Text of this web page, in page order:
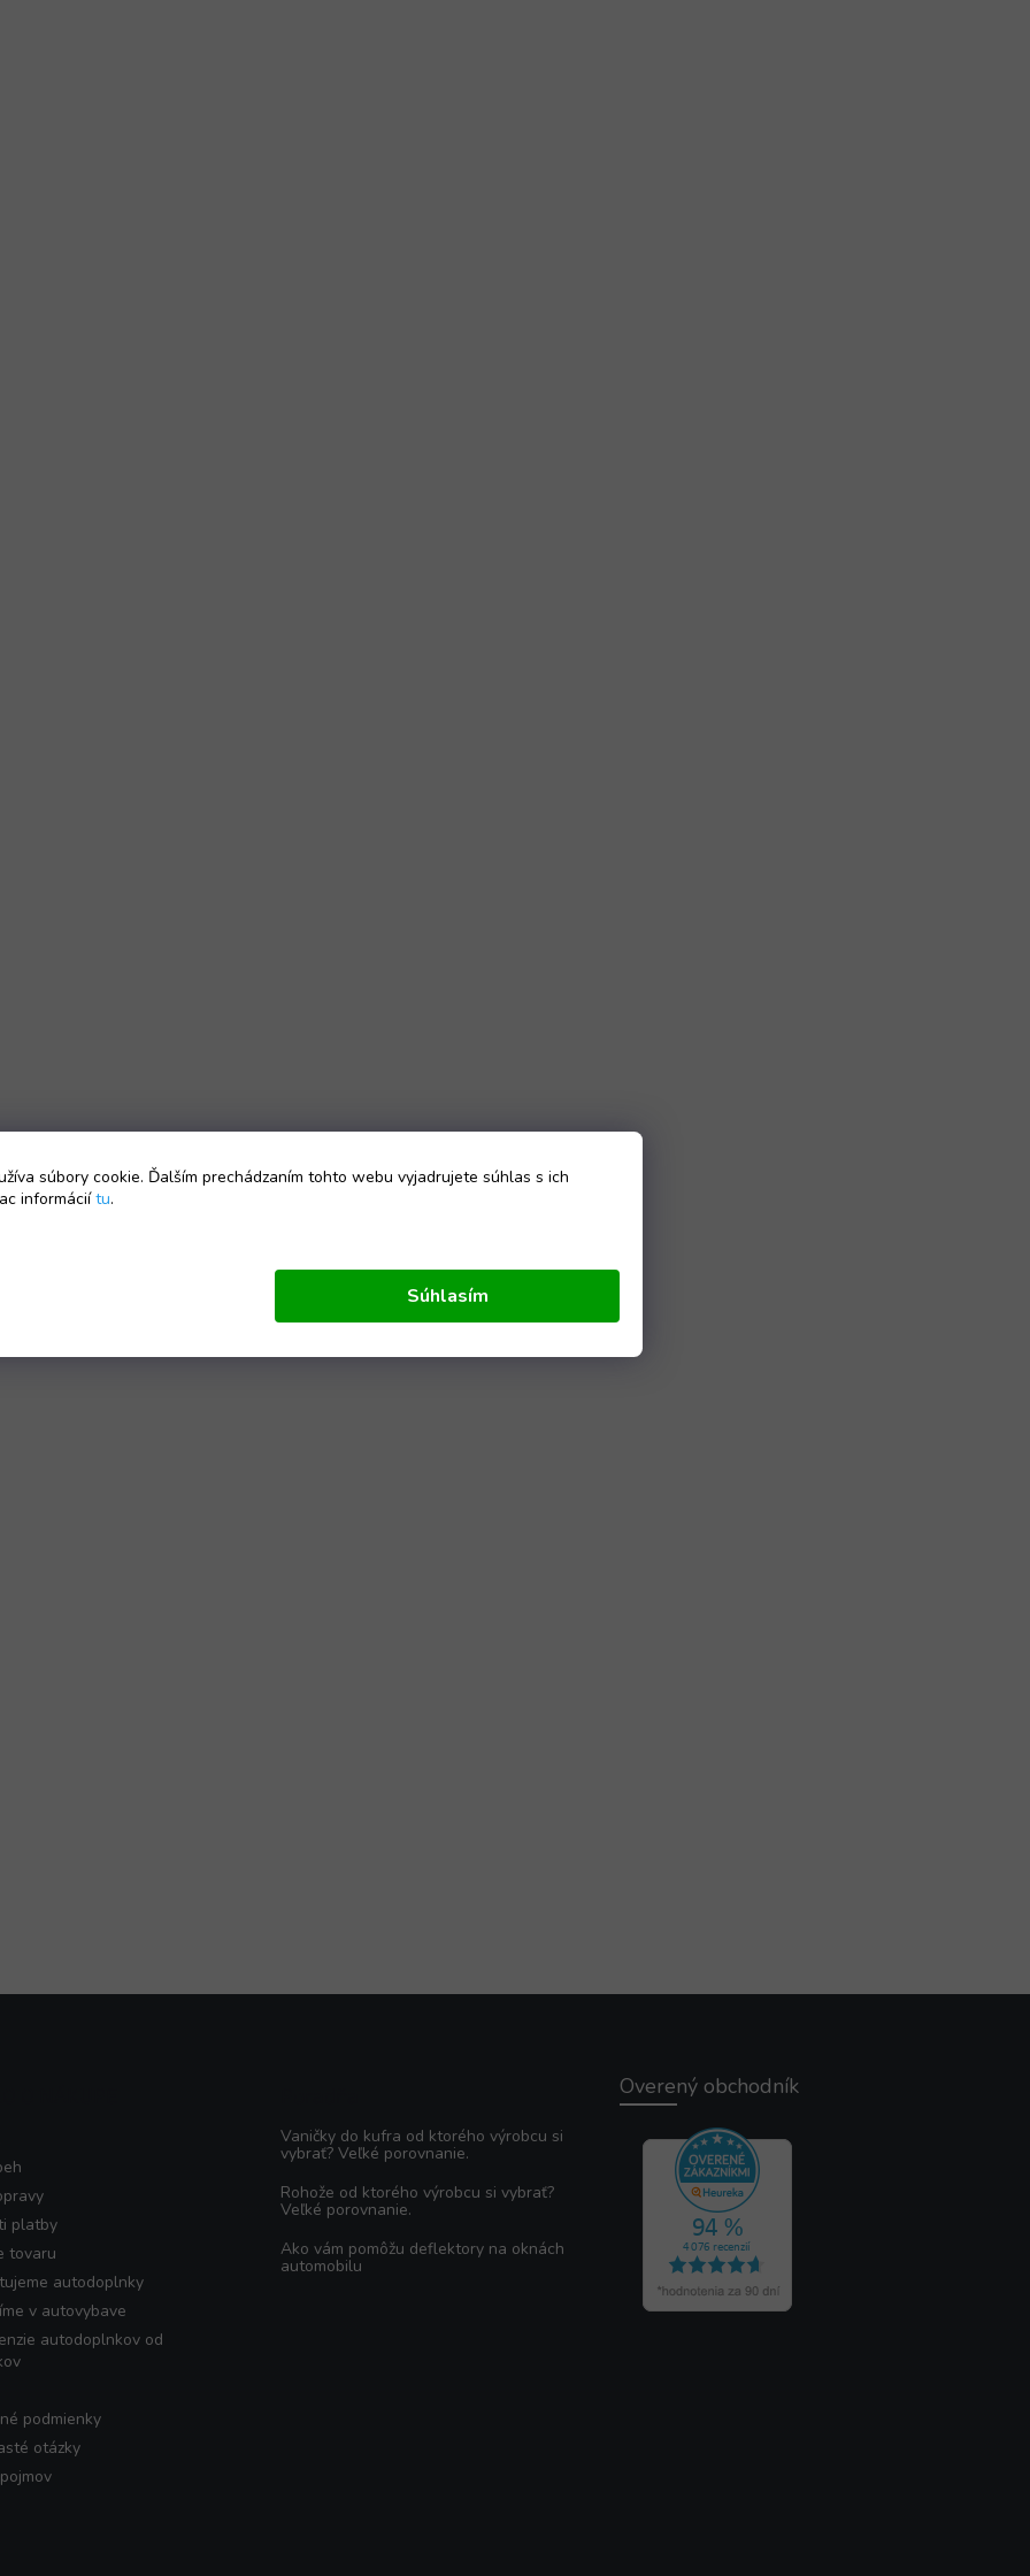
súbory cookie. Ďalším prechádzaním tohto webu vyjadrujete súhlas s ich
informáciítu.
Súhlasím
platby
tovaru
autodoplnky
v autovybave
autodoplnkov od
podmienky
otázky
Vaničky do kufra od ktorého výrobcu si
vybrať? Veľké porovnanie.
Rohože od ktorého výrobcu si vybrať?
Veľké porovnanie.
Ako vám pomôžu deflektory na oknách
automobilu
Overený obchodník